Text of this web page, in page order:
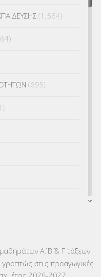
(1.564)
(695)
Α΄, Β΄ & Γ΄ τάξεων
γραπτώς στις προαγωγικές